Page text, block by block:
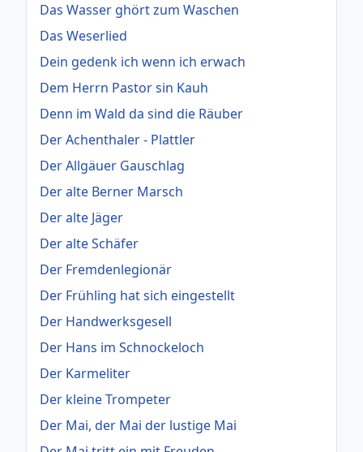
Das Wasser ghört zum Waschen
Das Weserlied
Dein gedenk ich wenn ich erwach
Dem Herrn Pastor sin Kauh
Denn im Wald da sind die Räuber
Der Achenthaler - Plattler
Der Allgäuer Gauschlag
Der alte Berner Marsch
Der alte Jäger
Der alte Schäfer
Der Fremdenlegionär
Der Frühling hat sich eingestellt
Der Handwerksgesell
Der Hans im Schnockeloch
Der Karmeliter
Der kleine Trompeter
Der Mai, der Mai der lustige Mai